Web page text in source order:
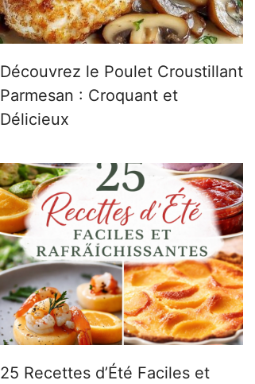
Découvrez le Poulet Croustillant
Parmesan : Croquant et
Délicieux
25 Recettes d’Été Faciles et